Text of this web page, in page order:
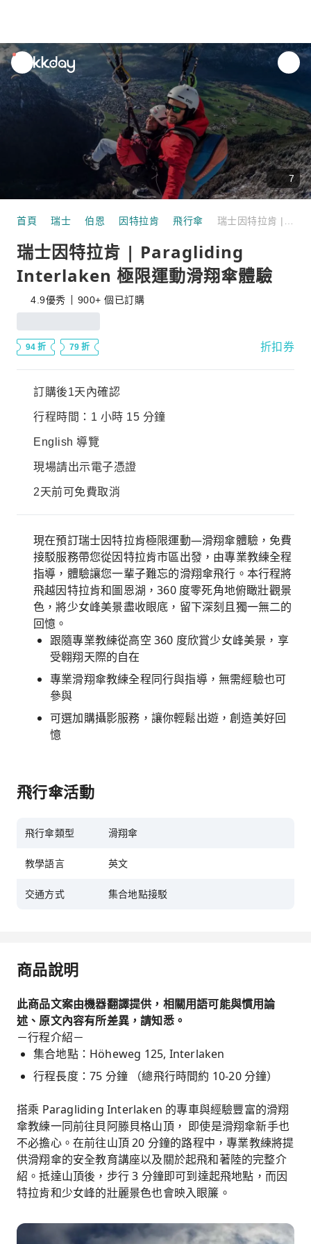
unread
notifications
7
首頁 瑞士 伯恩 因特拉肯 飛行傘
瑞士因特拉肯 | Paragliding
Interlaken 極限運動滑翔傘體驗
4.9優秀 900+ 個已訂購
94 折 79 折 折扣券
訂購後1天內確認
行程時間：1 小時 15 分鐘
English 導覽
現場請出示電子憑證
2天前可免費取消
現在預訂瑞士因特拉肯極限運動—滑翔傘體驗，免費
接駁服務帶您從因特拉肯市區出發，由專業教練全程
指導，體驗讓您一輩子難忘的滑翔傘飛行。本行程將
飛越因特拉肯和圖恩湖，360 度零死角地俯瞰壯觀景
色，將少女峰美景盡收眼底，留下深刻且獨一無二的
回憶。
跟隨專業教練從高空 360 度欣賞少女峰美景，享
受翱翔天際的自在
專業滑翔傘教練全程同行與指導，無需經驗也可
參與
可選加購攝影服務，讓你輕鬆出遊，創造美好回
憶
飛行傘活動
飛行傘類型 滑翔傘
教學語言 英文
交通方式 集合地點接駁
商品說明
此商品文案由機器翻譯提供，相關用語可能與慣用論
述、原文內容有所差異，請知悉。
－行程介紹－
集合地點：Höheweg 125, Interlaken
行程長度：75 分鐘 （總飛行時間約 10-20 分鐘）
搭乘 Paragliding Interlaken 的專車與經驗豐富的滑翔
傘教練一同前往貝阿滕貝格山頂， 即使是滑翔傘新手也
不必擔心。在前往山頂 20 分鐘的路程中，專業教練將提
供滑翔傘的安全教育講座以及關於起飛和著陸的完整介
紹。抵達山頂後，步行 3 分鐘即可到達起飛地點，而因
特拉肯和少女峰的壯麗景色也會映入眼簾。